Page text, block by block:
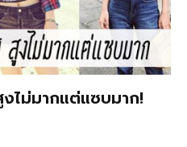
ไม่มากแต่แซบมาก!